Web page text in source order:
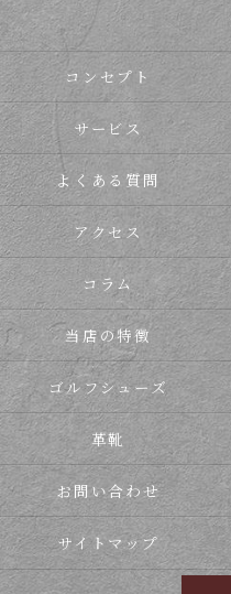
コンセプト
サービス
よくある質問
アクセス
コラム
当店の特徴
ゴルフシューズ
革靴
お問い合わせ
サイトマップ